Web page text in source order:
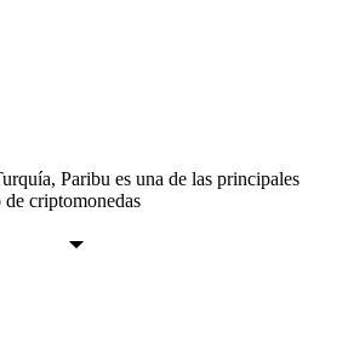
Paribu es una de las principales
criptomonedas